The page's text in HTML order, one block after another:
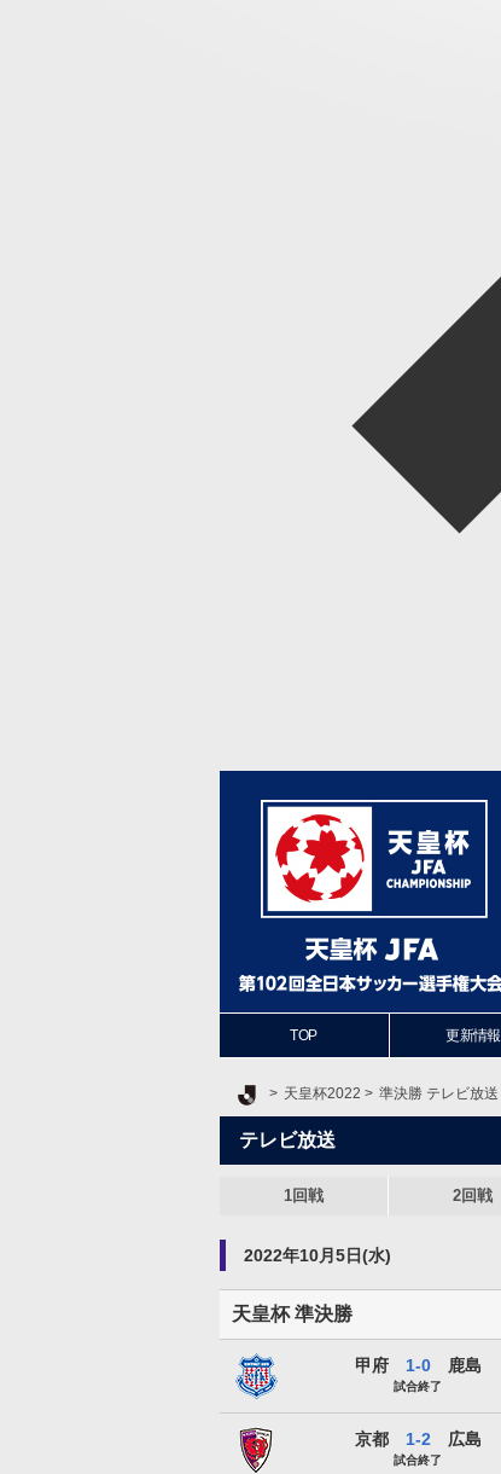
TOP 更新情報
Ｊリーグ TOP
天皇杯2022 準決勝 テレビ放送
テレビ放送
1回戦 2回戦
2022年10月5日(水)
天皇杯 準決勝
ヴァンフォーレ甲府
甲府 1-0 鹿島
試合終了
京都サンガF.C.
京都 1-2 広島
試合終了